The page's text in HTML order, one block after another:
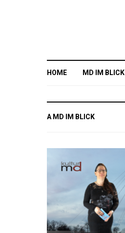
HOME MD IM BLICK
A MD IM BLICK